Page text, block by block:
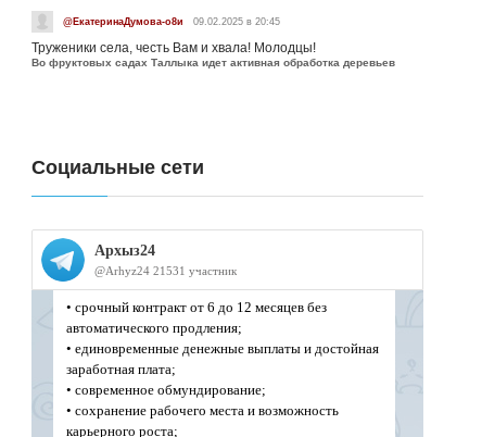
@ЕкатеринаДумова-о8и 09.02.2025 в 20:45
Труженики села, честь Вам и хвала! Молодцы!
Во фруктовых садах Таллыка идет активная обработка деревьев
Социальные сети